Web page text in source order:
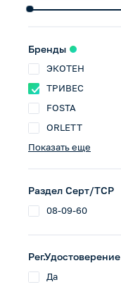
Бренды
ЭКОТЕН
ТРИВЕС
FOSTA
ORLETT
Показать еще
Раздел Серт/ТСР
08-09-60
Рег.Удостоверение
Да